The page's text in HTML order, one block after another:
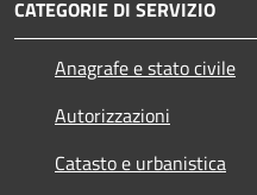
CATEGORIE DI SERVIZIO
Anagrafe e stato civile
Autorizzazioni
Catasto e urbanistica